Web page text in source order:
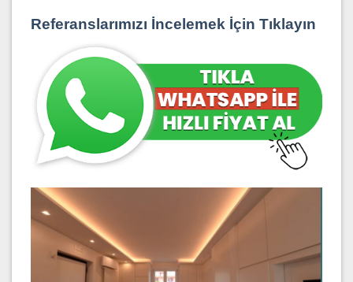
Referanslarımızı İncelemek İçin Tıklayın